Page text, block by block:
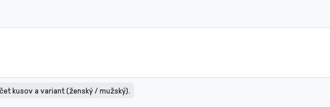
kusov a variant (ženský / mužský).